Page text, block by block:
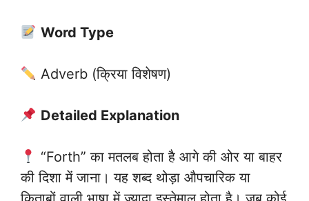
Word Type
Adverb (क्रिया विशेषण)
Detailed Explanation
“Forth” का मतलब होता है आगे की ओर या बाहर
की दिशा में जाना। यह शब्द थोड़ा औपचारिक या